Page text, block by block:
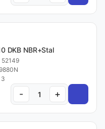
DKB NBR+Stal
52149
- +